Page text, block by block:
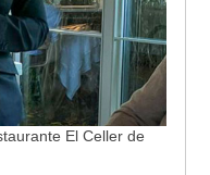
El Celler de